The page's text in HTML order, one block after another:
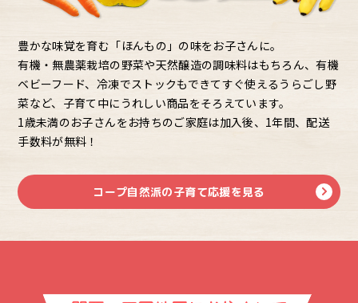
豊かな味覚を育む「ほんもの」の味をお子さんに。
有機・無農薬栽培の野菜や天然醸造の調味料はもちろん、有機
ベビーフード、冷凍でストックもできてすぐ使えるうらごし野
菜など、子育て中にうれしい商品をそろえています。
1歳未満のお子さんをお持ちのご家庭は加入後、1年間、配送
手数料が無料！
コープ自然派の子育て応援を見る